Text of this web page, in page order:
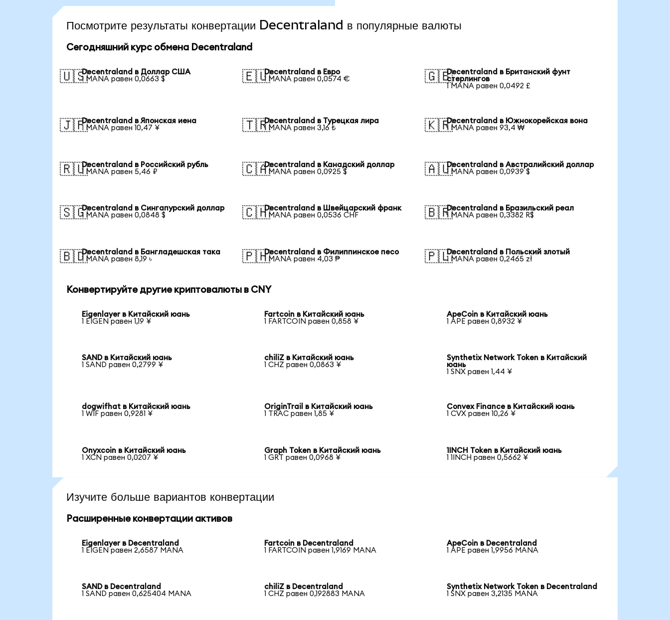
Посмотрите результаты конвертации Decentraland в популярные валюты
Сегодняшний курс обмена Decentraland
🇺🇸Decentraland в Доллар США
1 MANA равен 0,0663 $
🇪🇺Decentraland в Евро
1 MANA равен 0,0574 €
🇬🇧Decentraland в Британский фунт
стерлингов
1 MANA равен 0,0492 £
🇯🇵Decentraland в Японская иена
1 MANA равен 10,47 ¥
🇹🇷Decentraland в Турецкая лира
1 MANA равен 3,16 ₺
🇰🇷Decentraland в Южнокорейская вона
1 MANA равен 93,4 ₩
🇷🇺Decentraland в Российский рубль
1 MANA равен 5,46 ₽
🇨🇦Decentraland в Канадский доллар
1 MANA равен 0,0925 $
🇦🇺Decentraland в Австралийский доллар
1 MANA равен 0,0939 $
🇸🇬Decentraland в Сингапурский доллар
1 MANA равен 0,0848 $
🇨🇭Decentraland в Швейцарский франк
1 MANA равен 0,0536 CHF
🇧🇷Decentraland в Бразильский реал
1 MANA равен 0,3382 R$
🇧🇩Decentraland в Бангладешская така
1 MANA равен 8,19 ৳
🇵🇭Decentraland в Филиппинское песо
1 MANA равен 4,03 ₱
🇵🇱Decentraland в Польский злотый
1 MANA равен 0,2465 zł
Конвертируйте другие криптовалюты в CNY
Eigenlayer в Китайский юань
1 EIGEN равен 1,19 ¥
Fartcoin в Китайский юань
1 FARTCOIN равен 0,858 ¥
ApeCoin в Китайский юань
1 APE равен 0,8932 ¥
SAND в Китайский юань
1 SAND равен 0,2799 ¥
chiliZ в Китайский юань
1 CHZ равен 0,0863 ¥
Synthetix Network Token в Китайский
юань
1 SNX равен 1,44 ¥
dogwifhat в Китайский юань
1 WIF равен 0,9281 ¥
OriginTrail в Китайский юань
1 TRAC равен 1,85 ¥
Convex Finance в Китайский юань
1 CVX равен 10,26 ¥
Onyxcoin в Китайский юань
1 XCN равен 0,0207 ¥
Graph Token в Китайский юань
1 GRT равен 0,0968 ¥
1INCH Token в Китайский юань
1 1INCH равен 0,5662 ¥
Изучите больше вариантов конвертации
Расширенные конвертации активов
Eigenlayer в Decentraland
1 EIGEN равен 2,6587 MANA
Fartcoin в Decentraland
1 FARTCOIN равен 1,9169 MANA
ApeCoin в Decentraland
1 APE равен 1,9956 MANA
SAND в Decentraland
1 SAND равен 0,625404 MANA
chiliZ в Decentraland
1 CHZ равен 0,192883 MANA
Synthetix Network Token в Decentraland
1 SNX равен 3,2135 MANA